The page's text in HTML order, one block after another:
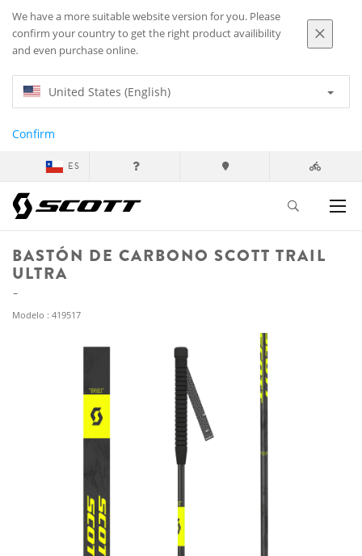
We have a more suitable website version for you. Please
confirm your country to get the right product availibility
and even purchase online.
United States (English)
Confirm
ES
BASTÓN DE CARBONO SCOTT TRAIL
ULTRA
Modelo : 419517